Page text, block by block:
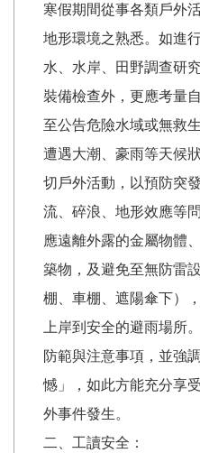
寒假期間從事各類戶外
地形環境之熟悉。如進
水、水岸、田野調查研
裝備檢查外，更應考量
至公告危險水域或無救
遭遇大潮、豪雨等天候
切戶外活動，以預防突
流、碎浪、地形效應等
應遠離外露的金屬物體
築物，及避免至無防雷
棚、車棚、遮陽傘下）
上岸到安全的避雨場所
防範與注意事項，並強
憾」，如此方能充分享
外事件發生。
二、工讀安全：